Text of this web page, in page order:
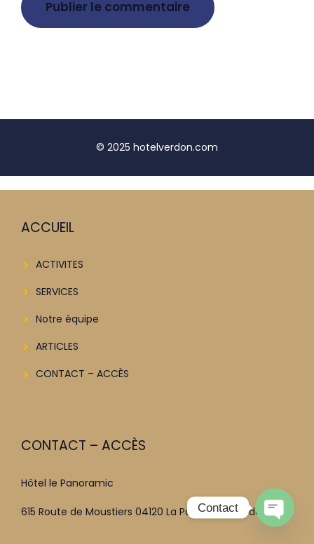
© 2025 hotelverdon.com
ACCUEIL
ACTIVITES
SERVICES
Notre équipe
ARTICLES
CONTACT – ACCÈS
CONTACT – ACCÈS
Hôtel le Panoramic
615 Route de Moustiers 04120 La Palud-Sur-Verdon
Contact